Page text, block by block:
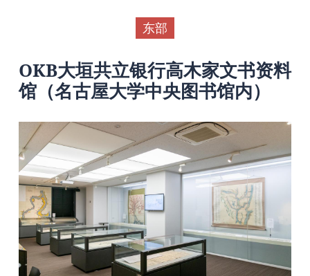
东部
OKB大垣共立银行高木家文书资料
馆（名古屋大学中央图书馆内）